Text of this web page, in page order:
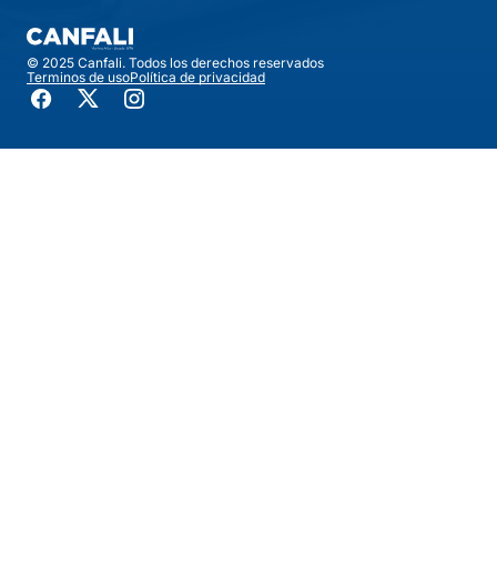
© 2025 Canfali. Todos los derechos reservados
Terminos de usoPolítica de privacidad